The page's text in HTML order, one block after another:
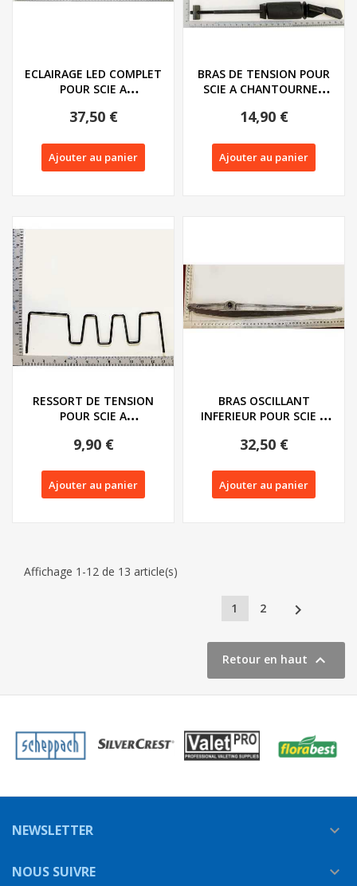
ECLAIRAGE LED COMPLET
POUR SCIE A
PARKSIDE...
37,50 €
Ajouter au panier
BRAS DE TENSION POUR
SCIE A CHANTOURNER
14,90 €
Ajouter au panier
RESSORT DE TENSION
POUR SCIE A
PDS...
9,90 €
Ajouter au panier
BRAS OSCILLANT
INFERIEUR POUR SCIE A
PARKSIDE...
32,50 €
Ajouter au panier
Affichage 1-12 de 13 article(s)
1 2 
Retour en haut 
NEWSLETTER 
NOUS SUIVRE 